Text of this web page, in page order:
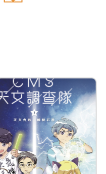
聯絡
公司商務/版權聯
張志偉
職位
經理
電郵